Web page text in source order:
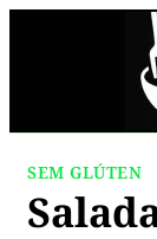
SEM GLÚTEN